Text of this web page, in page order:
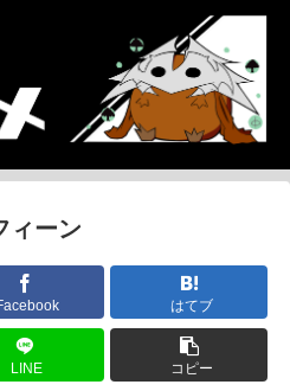
ィーン
はてブ
LINE コピー